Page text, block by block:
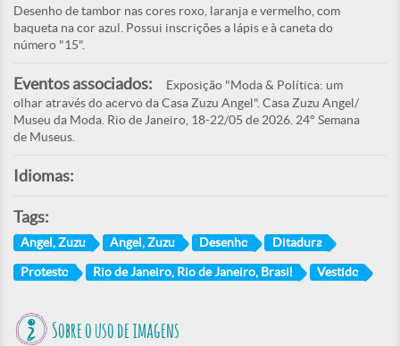
Desenho de tambor nas cores roxo, laranja e vermelho, com
baqueta na cor azul. Possui inscrições a lápis e à caneta do
número "15".
Eventos associados:
Exposição "Moda & Política: um
olhar através do acervo da Casa Zuzu Angel". Casa Zuzu Angel/
Museu da Moda. Rio de Janeiro, 18-22/05 de 2026. 24° Semana
de Museus.
Idiomas:
Tags:
Angel, Zuzu Angel, Zuzu Desenho Ditadura
Protesto Rio de Janeiro, Rio de Janeiro, Brasil Vestido
Sobre o uso de imagens